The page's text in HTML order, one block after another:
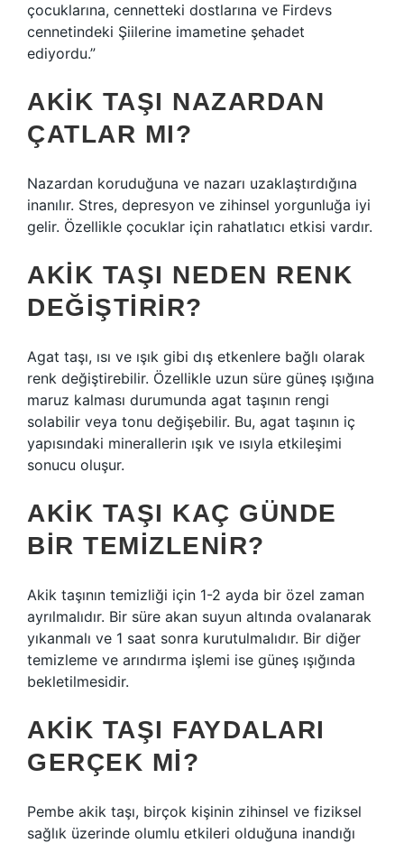
çocuklarına, cennetteki dostlarına ve Firdevs
cennetindeki Şiilerine imametine şehadet
ediyordu.”
AKIK TAŞI NAZARDAN
ÇATLAR MI?
Nazardan koruduğuna ve nazarı uzaklaştırdığına
inanılır. Stres, depresyon ve zihinsel yorgunluğa iyi
gelir. Özellikle çocuklar için rahatlatıcı etkisi vardır.
AKIK TAŞI NEDEN RENK
DEĞIŞTIRIR?
Agat taşı, ısı ve ışık gibi dış etkenlere bağlı olarak
renk değiştirebilir. Özellikle uzun süre güneş ışığına
maruz kalması durumunda agat taşının rengi
solabilir veya tonu değişebilir. Bu, agat taşının iç
yapısındaki minerallerin ışık ve ısıyla etkileşimi
sonucu oluşur.
AKIK TAŞI KAÇ GÜNDE
BIR TEMIZLENIR?
Akik taşının temizliği için 1-2 ayda bir özel zaman
ayrılmalıdır. Bir süre akan suyun altında ovalanarak
yıkanmalı ve 1 saat sonra kurutulmalıdır. Bir diğer
temizleme ve arındırma işlemi ise güneş ışığında
bekletilmesidir.
AKIK TAŞI FAYDALARI
GERÇEK MI?
Pembe akik taşı, birçok kişinin zihinsel ve fiziksel
sağlık üzerinde olumlu etkileri olduğuna inandığı